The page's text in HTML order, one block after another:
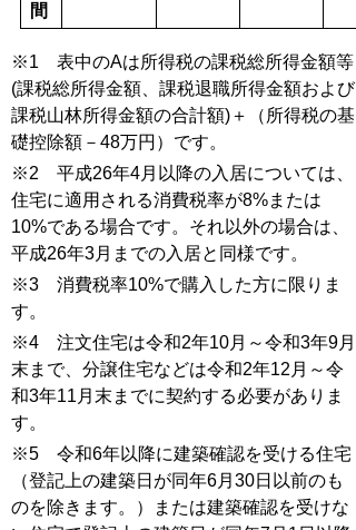
間
※1 表中のAは所得税の課税総所得金額等
(課税総所得金額、課税退職所得金額および
課税山林所得金額の合計額)＋（所得税の基
礎控除額－48万円）です。
※2 平成26年4月以降の入居については、
住宅に適用される消費税率が8%または
10%である場合です。それ以外の場合は、
平成26年3月までの入居と同様です。
※3 消費税率10%で購入した方に限りま
す。
※4 注文住宅は令和2年10月～令和3年9月
末まで、分譲住宅などは令和2年12月～令
和3年11月末までに契約する必要がありま
す。
※5 令和6年以降に建築確認を受ける住宅
（登記上の建築日が同年6月30日以前のも
のを除きます。）または建築確認を受けな